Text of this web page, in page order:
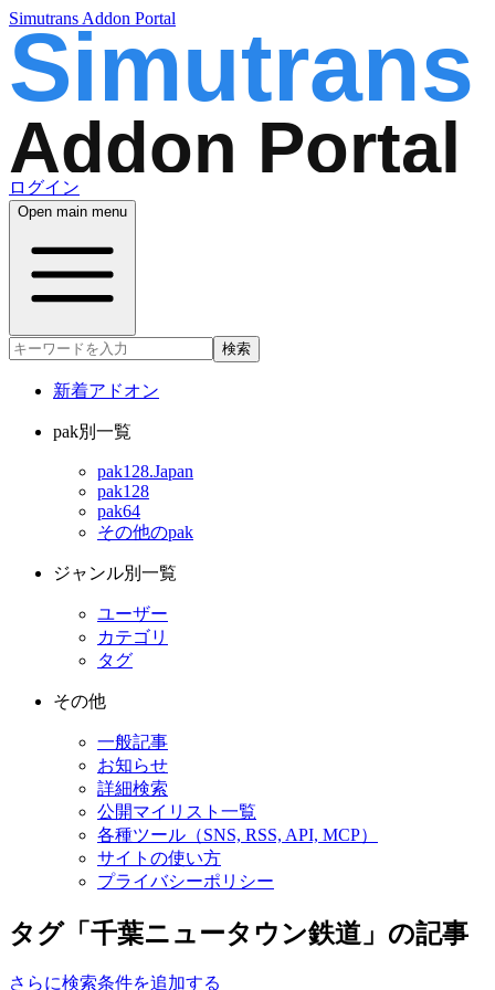
Simutrans Addon Portal
ログイン
Open main menu
検索
新着アドオン
pak別一覧
pak128.Japan
pak128
pak64
その他のpak
ジャンル別一覧
ユーザー
カテゴリ
タグ
その他
一般記事
お知らせ
詳細検索
公開マイリスト一覧
各種ツール（SNS, RSS, API, MCP）
サイトの使い方
プライバシーポリシー
タグ「千葉ニュータウン鉄道」の記事
さらに検索条件を追加する